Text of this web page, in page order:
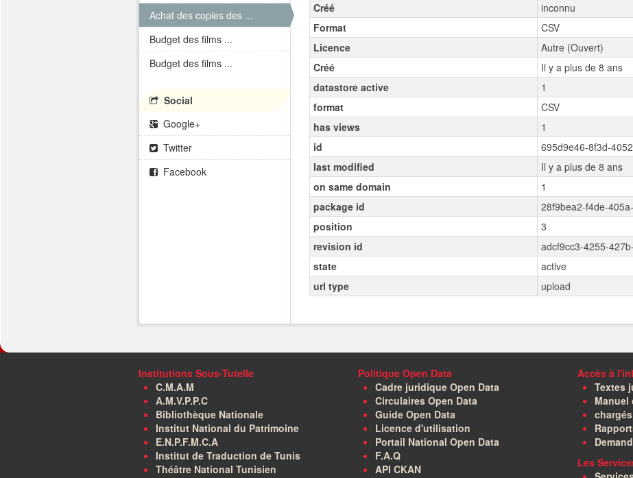
Créé
inconnu
Format
CSV
Licence
Autre (Ouvert)
Créé
Il y a plus de 8 ans
datastore active
1
format
CSV
has views
1
id
695d9e46-8f3d-
last modified
Il y a plus de 8 ans
on same domain
1
package id
28f9bea2-f4de-
position
3
revision id
adcf9cc3-4255-
state
active
url type
upload
Achat des copies des ...
Budget des films ...
Budget des films ...
Social
Google+
Twitter
Facebook
Institutions Sous-Tutelle
C.M.A.M
A.M.V.P.P.C
Bibliothèque Nationale
Institut National du Patrimoine
E.N.P.F.M.C.A
Institut de Traduction de Tunis
Théâtre National Tunisien
Politique Open Data
Cadre juridique Open Data
Circulaires Open Data
Guide Open Data
Licence d'utilisation
Portail National Open Data
F.A.Q
API CKAN
Accès à
Textes
Manuel
Les